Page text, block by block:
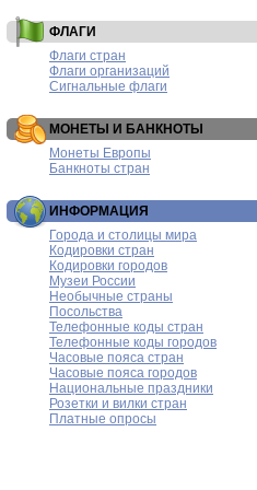
ФЛАГИ
Флаги стран
Флаги организаций
Сигнальные флаги
МОНЕТЫ И БАНКНОТЫ
Монеты Европы
Банкноты стран
ИНФОРМАЦИЯ
Города и столицы мира
Кодировки стран
Кодировки городов
Музеи России
Необычные страны
Посольства
Телефонные коды стран
Телефонные коды городов
Часовые пояса стран
Часовые пояса городов
Национальные праздники
Розетки и вилки стран
Платные опросы